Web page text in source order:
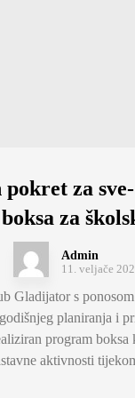
pokret za
za
Admin
11. veljače
Gladijator s
planiranja i
program boksa
aktivnosti